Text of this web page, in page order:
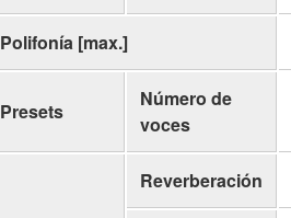
Polifonía [max.]
Presets
Número de
voces
Reverberación